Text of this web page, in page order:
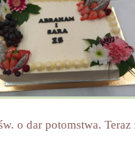
o dar potomstwa.